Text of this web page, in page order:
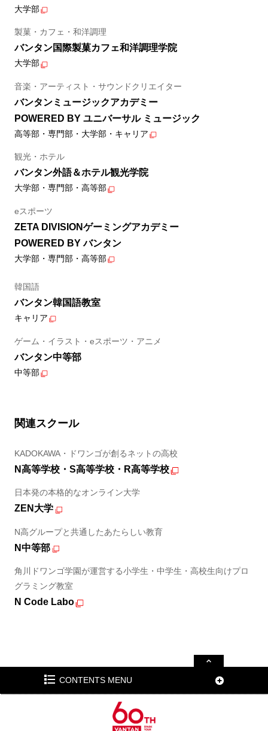
大学部
製菓・カフェ・和洋調理
バンタン国際製菓カフェ和洋調理学院
大学部
音楽・アーティスト・サウンドクリエイター
バンタンミュージックアカデミー
POWERED BY ユニバーサル ミュージック
高等部・専門部・大学部・キャリア
観光・ホテル
バンタン外語＆ホテル観光学院
大学部・専門部・高等部
eスポーツ
ZETA DIVISIONゲーミングアカデミー
POWERED BY バンタン
大学部・専門部・高等部
韓国語
バンタン韓国語教室
キャリア
ゲーム・イラスト・eスポーツ・アニメ
バンタン中等部
中等部
関連スクール
KADOKAWA・ドワンゴが創るネットの高校
N高等学校・S高等学校・R高等学校
日本発の本格的なオンライン大学
ZEN大学
N高グループと共通したあたらしい教育
N中等部
角川ドワンゴ学園が運営する小学生・中学生・高校生向けプロ
グラミング教室
N Code Labo
CONTENTS MENU